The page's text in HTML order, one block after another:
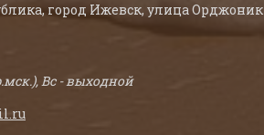
город Ижевск, улица
Вс - выходной